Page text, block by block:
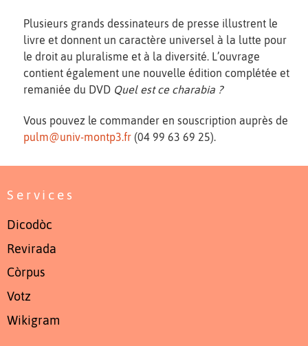
Plusieurs grands dessinateurs de presse illustrent le
livre et donnent un caractère universel à la lutte pour
le droit au pluralisme et à la diversité. L’ouvrage
contient également une nouvelle édition complétée et
remaniée du DVD Quel est ce charabia ?
Vous pouvez le commander en souscription auprès de
pulm@univ-montp3.fr (04 99 63 69 25).
Services
Dicodòc
Revirada
Còrpus
Votz
Wikigram